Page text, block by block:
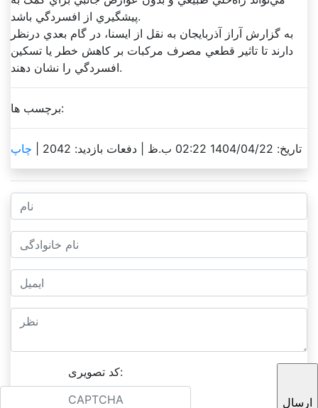
پيشگيري از افسردگي باشد.
به گزارش آراز آذربايجان به نقل از ايسنا، در گام بعدي درنظر
دارند تا تاثير قطعي مصرف مرکبات بر کاهش خطر يا تسکين
افسردگي را نشان دهند.
برچسب ها:
تاریخ: 1404/04/22 02:22 ب.ظ | دفعات بازدید: 2042 | چاپ
کد تصویری: